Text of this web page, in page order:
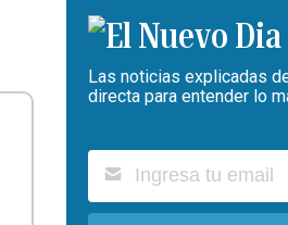
Las noticias explicadas
directa para entender lo